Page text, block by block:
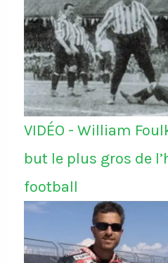
VIDÉO - William
but le plus gros de
football